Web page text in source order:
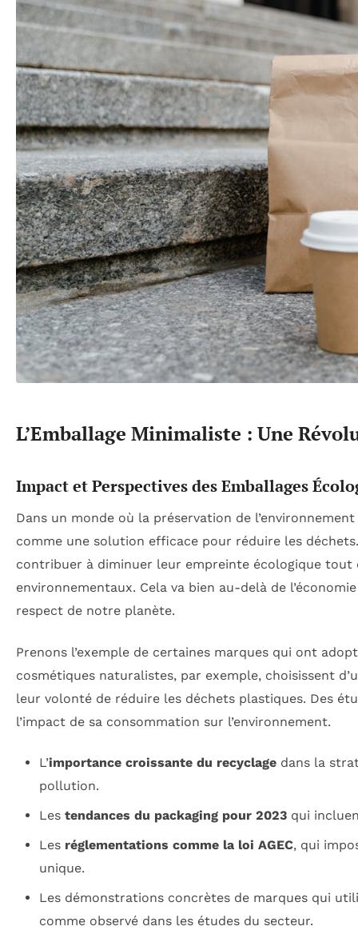
L’Emballage Minimaliste : Une
Impact et Perspectives des Emballages
Dans un monde où la préservation de
comme une solution efficace pour réduire les
contribuer à diminuer leur empreinte écologique tout
environnementaux. Cela va bien au-delà de
respect de notre planète.
Prenons l’exemple de certaines marques qui ont
cosmétiques naturalistes, par exemple, choisissent
leur volonté de réduire les déchets plastiques. Des
l’impact de sa consommation sur l’environnement.
L’importance croissante du recyclagedans la
pollution.
Les tendances du packaging pour 2023qui
Les réglementations comme la loi AGEC, qui
unique.
Les démonstrations concrètes de marques qui
comme observé dans les études du secteur.